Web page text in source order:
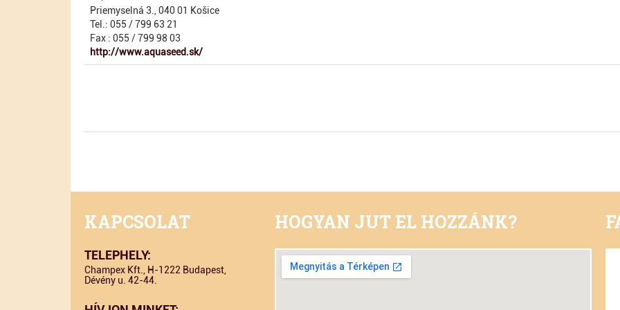
Priemyselná 3., 040 01 Košice
Tel.: 055 / 799 63 21
Fax : 055 / 799 98 03
http://www.aquaseed.sk/
KAPCSOLAT
TELEPHELY:
Champex Kft., H-1222 Budapest,
Dévény u. 42-44.
HOGYAN JUT EL HOZZÁNK?